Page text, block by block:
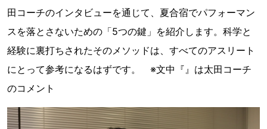
田コーチのインタビューを通じて、夏合宿でパフォーマン
スを落とさないための「5つの鍵」を紹介します。科学と
経験に裏打ちされたそのメソッドは、すべてのアスリート
にとって参考になるはずです。 ※文中『』は太田コーチ
のコメント